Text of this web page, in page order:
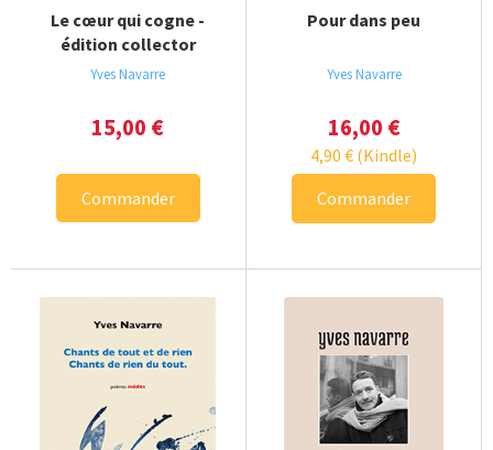
Le cœur qui cogne -
édition collector
Yves Navarre
15,00 €
Commander
Pour dans peu
Yves Navarre
16,00 €
4,90€ (Kindle)
Commander